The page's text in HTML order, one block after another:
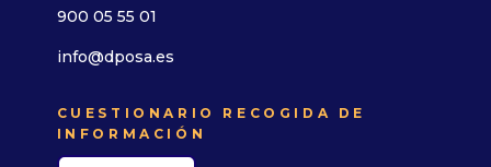
900 05 55 01
info@dposa.es
CUESTIONARIO RECOGIDA DE
INFORMACIÓN